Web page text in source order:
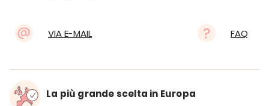
VIA E-MAIL FAQ
La più grande scelta in Europa